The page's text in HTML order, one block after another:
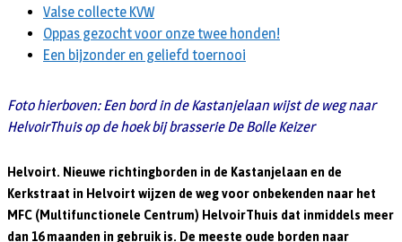
Valse collecte KVW
Oppas gezocht voor onze twee honden!
Een bijzonder en geliefd toernooi
Foto hierboven: Een bord in de Kastanjelaan wijst de weg naar
HelvoirThuis op de hoek bij brasserie De Bolle Keizer
Helvoirt. Nieuwe richtingborden in de Kastanjelaan en de
Kerkstraat in Helvoirt wijzen de weg voor onbekenden naar het
MFC (Multifunctionele Centrum) HelvoirThuis dat inmiddels meer
dan 16 maanden in gebruik is. De meeste oude borden naar